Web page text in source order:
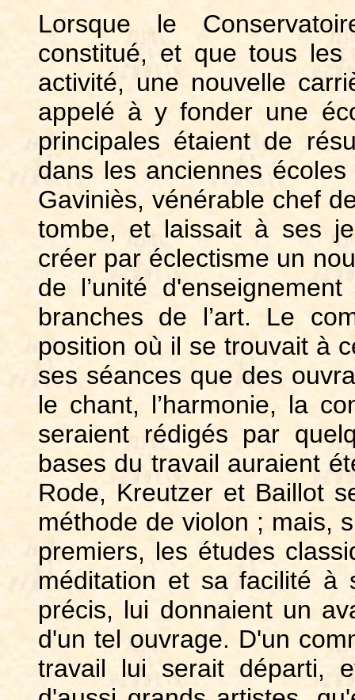
Lorsque le
constitué, et que tous les
activité, une nouvelle
appelé à y fonder une
principales étaient de
dans les anciennes
Gaviniès, vénérable chef
tombe, et laissait à ses
créer par éclectisme un
de l’unité
branches de l’art. Le
position où il se trouvait à
ses séances que des
le chant, l’harmonie, la
seraient rédigés par
bases du travail auraient
Rode, Kreutzer et Baillot
méthode de violon ; mais,
premiers, les études
méditation et sa facilité à
précis, lui donnaient un
d'un tel ouvrage. D'un
travail lui serait départi,